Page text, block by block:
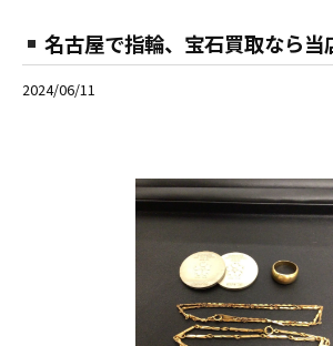
名古屋で指輪、宝石買取なら当
2024/06/11